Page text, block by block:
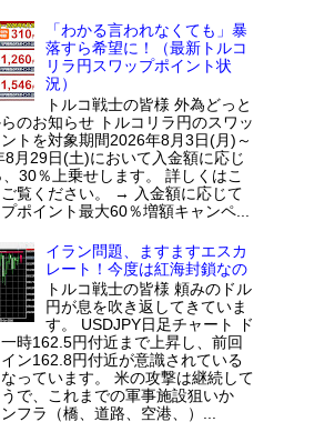
「わかる言われなくても」暴
落すら希望に！（最新トルコ
リラ円スワップポイント状
況）
トルコ戦士の皆様 外為どっと
のお知らせ トルコリラ円のスワッ
トを対象期間2026年8月3日(月)～
8月29日(土)において入金額に応じ
30％上乗せします。 詳しくはこ
覧ください。 → 入金額に応じて
ポイント最大60％増額キャンペ...
イラン問題、ますますエスカ
レート！今度は紅海封鎖なの
トルコ戦士の皆様 頼みのドル
円が息を吹き返してきていま
す。 USDJPY日足チャート ド
時162.5円付近まで上昇し、前回
ン162.8円付近が意識されている
っています。 米の攻撃は継続して
で、これまでの軍事施設狙いか
フラ（橋、道路、空港、）...